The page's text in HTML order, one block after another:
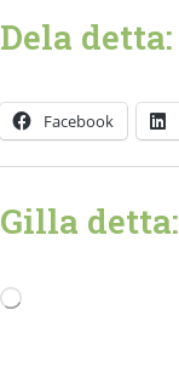
Dela detta:
Facebook
Gilla detta:
Laddar